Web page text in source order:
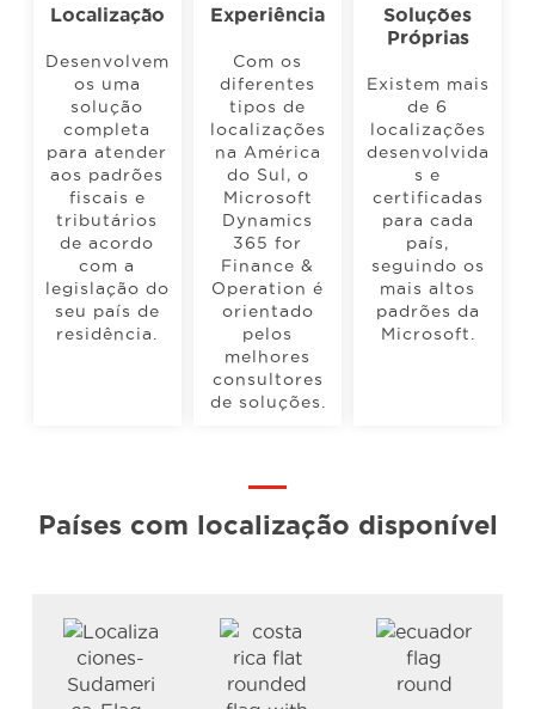
Localização
Desenvolvem
os uma
solução
completa
para atender
aos padrões
fiscais e
tributários
de acordo
com a
legislação do
seu país de
residência.
Experiência
Com os
diferentes
tipos de
localizações
na América
do Sul, o
Microsoft
Dynamics
365 for
Finance &
Operation é
orientado
pelos
melhores
consultores
de soluções.
Soluções
Próprias
Existem mais
de 6
localizações
desenvolvida
s e
certificadas
para cada
país,
seguindo os
mais altos
padrões da
Microsoft.
Países com localização disponível